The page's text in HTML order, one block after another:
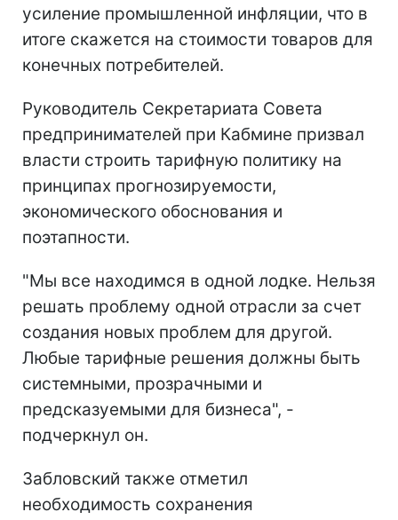
усиление промышленной инфляции, что в
итоге скажется на стоимости товаров для
конечных потребителей.
Руководитель Секретариата Совета
предпринимателей при Кабмине призвал
власти строить тарифную политику на
принципах прогнозируемости,
экономического обоснования и
поэтапности.
"Мы все находимся в одной лодке. Нельзя
решать проблему одной отрасли за счет
создания новых проблем для другой.
Любые тарифные решения должны быть
системными, прозрачными и
предсказуемыми для бизнеса", -
подчеркнул он.
Забловский также отметил
необходимость сохранения